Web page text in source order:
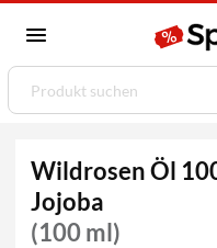
Wildrosen Öl
Jojoba
(100 ml)